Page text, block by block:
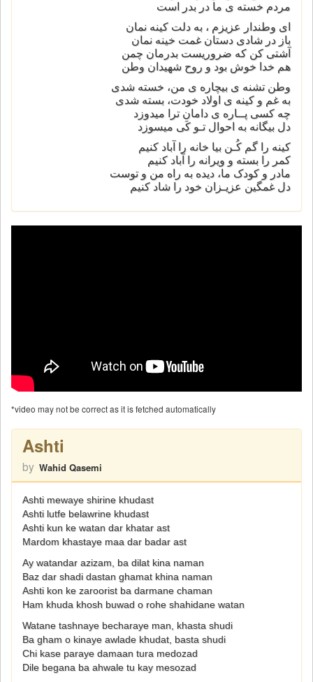
مردم خسته ی ما در بدر است
ای وطندار عزیزم ، به دلت کینه نمان
باز در شادی دستان غمت خینه نمان
آشتی کن که ضروریست بدرمان چمن
هم خدا خوش بود و روح شهیدان وطن
وطن تشنه ی بیچاره ی من، خسته شدی
به غم و کینه ی اولاد خودت، بسته شدی
چه کسی پــاره ی دامان ترا میدوزد
دل بیگانه به احوال تـو کَی میسوزد
کینه را گم کُـن بیا خانه را آباد کنیم
کمر را بسته و ویرانه را آباد کنیم
مادر و کودک ما، دیده به راه من و توست
دل غمگین عزیـزان خود را شاد کنیم
*video may not be correct as it is fetched automatically
Ashti
by Wahid Qasemi
Ashti mewaye shirine khudast
Ashti lutfe belawrine khudast
Ashti kun ke watan dar khatar ast
Mardom khastaye maa dar badar ast
Ay watandar azizam, ba dilat kina naman
Baz dar shadi dastan ghamat khina naman
Ashti kon ke zaroorist ba darmane chaman
Ham khuda khosh buwad o rohe shahidane watan
Watane tashnaye becharaye man, khasta shudi
Ba gham o kinaye awlade khudat, basta shudi
Chi kase paraye damaan tura medozad
Dile begana ba ahwale tu kay mesozad